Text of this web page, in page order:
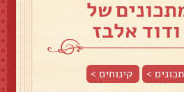
של
אלבז
> קינוחים>